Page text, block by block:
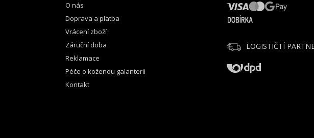
O nás
Doprava a platba
Vrácení zboží
Záruční doba
Reklamace
Péče o koženou galanterii
Kontakt
LOGISTIČTÍ